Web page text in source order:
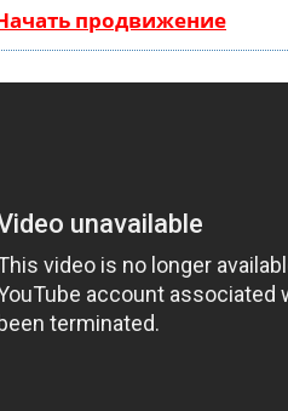
продвижение